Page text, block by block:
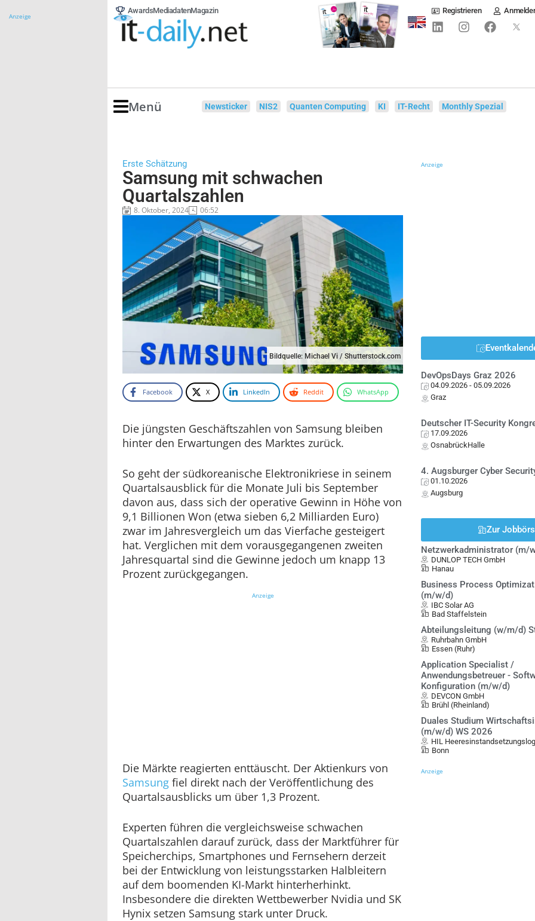
Anzeige
AwardsMediadatenMagazin Registrieren
Menü Newsticker NIS2 Quanten Computing KI IT-Recht Monthly Spezial
Erste Schätzung
Samsung mit schwachen
Quartalszahlen
8. Oktober, 2024 06:52
Bildquelle: Michael Vi / Shutterstock.com
Facebook X LinkedIn Reddit WhatsApp
Die jüngsten Geschäftszahlen von Samsung bleiben
hinter den Erwartungen des Marktes zurück.
So geht der südkoreanische Elektronikriese in seinem
Quartalsausblick für die Monate Juli bis September
davon aus, dass sich der operative Gewinn in Höhe von
9,1 Billionen Won (etwa sieben 6,2 Milliarden Euro)
zwar im Jahresvergleich um das Vierfache gesteigert
hat. Verglichen mit dem vorausgegangenen zweiten
Jahresquartal sind die Gewinne jedoch um knapp 13
Prozent zurückgegangen.
Anzeige
Die Märkte reagierten enttäuscht. Der Aktienkurs von
Samsung fiel direkt nach der Veröffentlichung des
Quartalsausblicks um über 1,3 Prozent.
Experten führen die vergleichsweise schwachen
Quartalszahlen darauf zurück, dass der Marktführer für
Speicherchips, Smartphones und Fernsehern derzeit
bei der Entwicklung von leistungsstarken Halbleitern
auf dem boomenden KI-Markt hinterherhinkt.
Insbesondere die direkten Wettbewerber Nvidia und SK
Hynix setzen Samsung stark unter Druck.
Anzeige
DevOpsDays Graz 2026
04.09.2026 - 05.09.2026
Graz
Deutscher IT-Security
17.09.2026
OsnabrückHalle
4. Augsburger Cyber
01.10.2026
Augsburg
Zur
Netzwerkadministrator (m/
DUNLOP TECH GmbH
Hanau
Business Process
(m/w/d)
IBC Solar AG
Bad Staffelstein
Abteilungsleitung (w/m/d)
Ruhrbahn GmbH
Essen (Ruhr)
Application Specialist /
Anwendungsbetreuer -
Konfiguration (m/w/d)
DEVCON GmbH
Brühl (Rheinland)
Duales Studium
(m/w/d) WS 2026
HIL
Bonn
Anzeige